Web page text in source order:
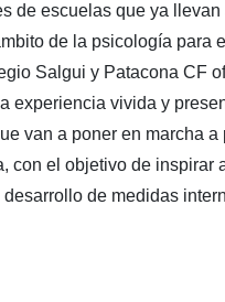
de escuelas que ya llevan
de la psicología para
Salgui y Patacona CF
experiencia vivida y
van a poner en marcha a
con el objetivo de inspirar
de medidas